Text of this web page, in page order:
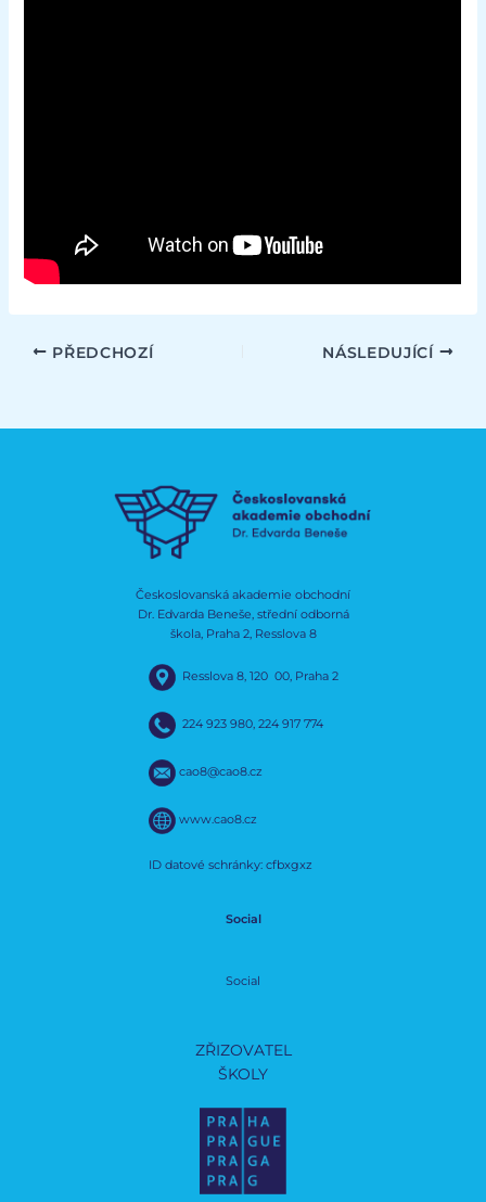
PŘEDCHOZÍ NÁSLEDUJÍCÍ
Českoslovanská akademie obchodní
Dr. Edvarda Beneše, střední odborná
škola, Praha 2, Resslova 8
Resslova 8, 120 00, Praha 2
224 923 980, 224 917 774
cao8@cao8.cz
www.cao8.cz
ID datové schránky: cfbxgxz
Social
Social
ZŘIZOVATEL
ŠKOLY